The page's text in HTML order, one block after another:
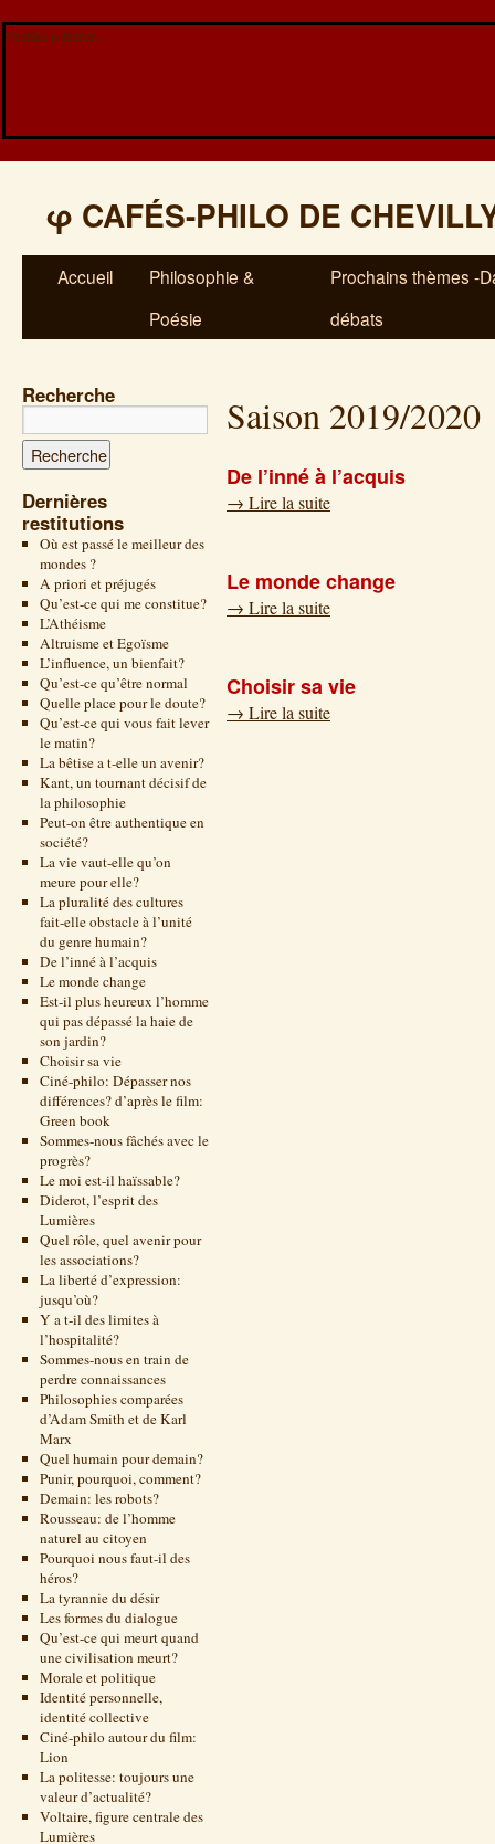
Veuillez patienter...
φ CAFÉS-PHILO DE
Accueil
Philosophie &
Poésie
Prochains thèmes -
débats
Recherche
Dernières
restitutions
Où est passé le meilleur des
mondes ?
A priori et préjugés
Qu’est-ce qui me constitue?
L’Athéisme
Altruisme et Egoïsme
L’influence, un bienfait?
Qu’est-ce qu’être normal
Quelle place pour le doute?
Qu’est-ce qui vous fait lever
le matin?
La bêtise a t-elle un avenir?
Kant, un tournant décisif de
la philosophie
Peut-on être authentique en
société?
La vie vaut-elle qu’on
meure pour elle?
La pluralité des cultures
fait-elle obstacle à l’unité
du genre humain?
De l’inné à l’acquis
Le monde change
Est-il plus heureux l’homme
qui pas dépassé la haie de
son jardin?
Choisir sa vie
Ciné-philo: Dépasser nos
différences? d’après le film:
Green book
Sommes-nous fâchés avec le
progrès?
Le moi est-il haïssable?
Diderot, l’esprit des
Lumières
Quel rôle, quel avenir pour
les associations?
La liberté d’expression:
jusqu’où?
Y a t-il des limites à
l’hospitalité?
Sommes-nous en train de
perdre connaissances
Philosophies comparées
d’Adam Smith et de Karl
Marx
Quel humain pour demain?
Punir, pourquoi, comment?
Demain: les robots?
Rousseau: de l’homme
naturel au citoyen
Pourquoi nous faut-il des
héros?
La tyrannie du désir
Les formes du dialogue
Qu’est-ce qui meurt quand
une civilisation meurt?
Morale et politique
Identité personnelle,
identité collective
Ciné-philo autour du film:
Lion
La politesse: toujours une
valeur d’actualité?
Voltaire, figure centrale des
Lumières
Saison 2019/2020
De l’inné à l’acquis
→ Lire la suite
Le monde change
→ Lire la suite
Choisir sa vie
→ Lire la suite